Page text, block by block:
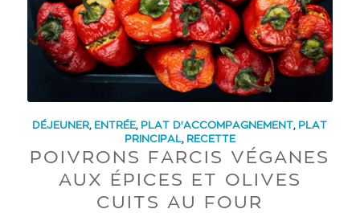
DÉJEUNER, ENTRÉE, PLAT D'ACCOMPAGNEMENT, PLAT
PRINCIPAL, RECETTE
POIVRONS FARCIS VÉGANES
AUX ÉPICES ET OLIVES
CUITS AU FOUR